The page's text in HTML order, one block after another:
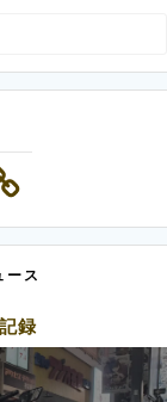
ース
録